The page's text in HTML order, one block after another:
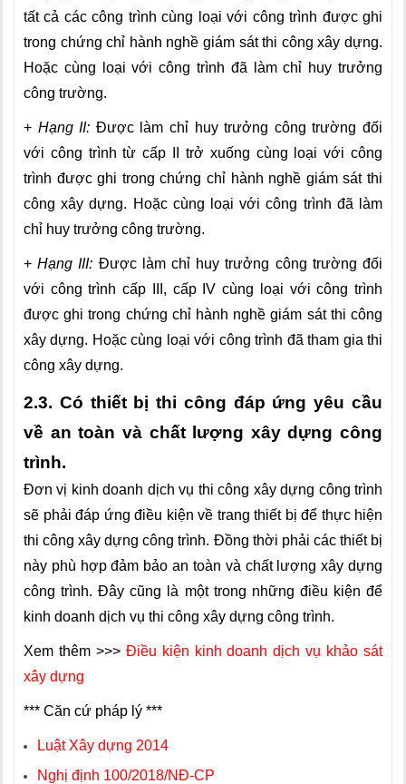
tất cả các công trình cùng loại với công trình được ghi
trong chứng chỉ hành nghề giám sát thi công xây dựng.
Hoặc cùng loại với công trình đã làm chỉ huy trưởng
công trường.
+ Hạng II: Được làm chỉ huy trưởng công trường đối
với công trình từ cấp II trở xuống cùng loại với công
trình được ghi trong chứng chỉ hành nghề giám sát thi
công xây dựng. Hoặc cùng loại với công trình đã làm
chỉ huy trưởng công trường.
+Hạng III: Được làm chỉ huy trưởng công trường đối
với công trình cấp III, cấp IV cùng loại với công trình
được ghi trong chứng chỉ hành nghề giám sát thi công
xây dựng. Hoặc cùng loại với công trình đã tham gia thi
công xây dựng.
2.3. Có thiết bị thi công đáp ứng yêu cầu
về an toàn và chất lượng xây dựng công
trình.
Đơn vị kinh doanh dịch vụ thi công xây dựng công trình
sẽ phải đáp ứng điều kiện về trang thiết bị để thực hiện
thi công xây dựng công trình. Đồng thời phải các thiết bị
này phù hợp đảm bảo an toàn và chất lượng xây dựng
công trình. Đây cũng là một trong những điều kiện để
kinh doanh dịch vụ thi công xây dựng công trình.
Xem thêm >>> Điều kiện kinh doanh dịch vụ khảo sát
xây dựng
*** Căn cứ pháp lý ***
Luật Xây dựng 2014
Nghị định 100/2018/NĐ-CP